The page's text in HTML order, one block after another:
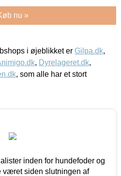
nu »
i øjeblikket er Gilpa.dk,
, Dyrelageret.dk,
, som alle har et stort
inden for hundefoder og
været siden slutningen af